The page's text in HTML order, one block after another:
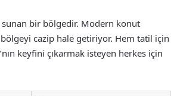
bir bölgedir. Modern konut
bölgeyi cazip hale getiriyor. Hem tatil için
keyfini çıkarmak isteyen herkes için